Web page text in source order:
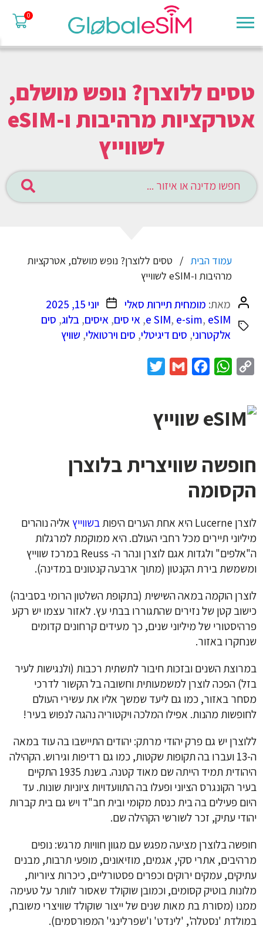
0
טסים ללוצרן? נופש מושלם,
אטרקציות מרהיבות ו-eSIM
לשווייץ
עמוד הבית
טסים ללוצרן? נופש מושלם, אטרקציות
מרהיבות ו-eSIM לשווייץ
המחבר
הפוסט
מאת: מומחית תיירות סאלי תאריך
פוסט
יוני 15, 2025
e SIM, e-sim, eSIM
, אי סים, איסים,בלוג, סים
אלקטרוני, סים דיגיטלי, סים וירטואלי, שוויץ
Copy
WhatsApp
Facebook
Gmail
חופשה שוויצרית בלוצרן
הקסומה
לוצרן Lucerne היא אחת הערים היפות בשווייץ אליה נוהרים
מיליוני תיירים מכל רחבי העולם. היא ממוקמת למרגלות
ה"אלפים" ולגדות אגם לוצרן ונהר ה-
Reuss במרכז שווייץ
ומשמשת בירת הקנטון (מתוך ארבעה קנטונים במדינה).
לוצרן הוקמה במאה השישית (בתקופת השלטון הרומי בסביבה)
כישוב קטן של נזירים שהתגוררו בבתי עץ. לאזור עצמו יש רקע
פרהיסטורי של מיליוני שנים, כך מעידים קרחונים קדומים
שנחקרו באזור.
במרוצת השנים ובזכות חיבור לתשתית רכבות (ולנגישות לעיר
בזל) הפכה לוצרן למשמעותית וחשובה בל הקשור לדרכי
מסחר באזור, כמו גם ליעד שמשך אליו את עשירי העולם
לחופשות מהנות. אפילו המלכה ויקטוריה נהגה לנפוש בעיר!
ללוצרן יש גם פרק יהודי מרתק: יהודים התיישבו בה עוד במאה
ה-13 ועברו בה תקופות שקטות, כמו גם רדיפות וגירוש. הקהילה
היהודית תמיד הייתה שם מאוד קטנה. בשנת 1935 התקיים
בעיר הקונגרס הציוני ופעלו בה התוועדויות ציוניות שונות. עד
היום פעילים בה בית כנסת מקומי ובית חב"ד ויש גם בית קברות
יהודי עתיק, זכר לשורשי הקהילה שם.
חופשה בלוצרן מציעה מפגש עם מגוון חוויות מרגש: נופים
מרהיבים, אתרי סקי, אגמים, מוזיאונים, מופעי תרבות, מבנים
עתיקים, עמקים ירוקים וכפרים פסטורליים, כיכרות ציוריות,
מלונות בוטיק קסומים, וכמובן שוקולד שאסור לוותר על טעימה
ממנו (מסורת בת מאות שנים של ייצור שוקולד שוויצרי משובח,
במולדת 'נסטלה', 'לינדט' ו'שפרלינגי' המפורסמים).